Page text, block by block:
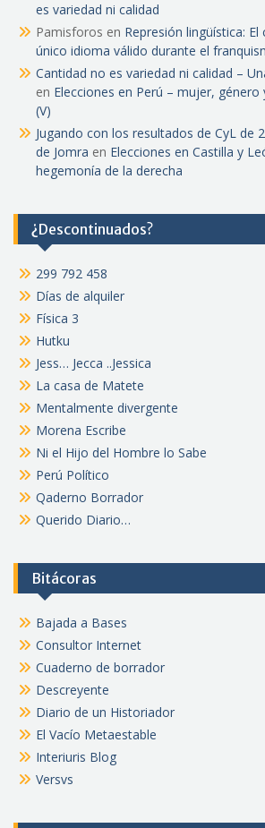
es variedad ni calidad
Pamisforos en Represión lingüística:
único idioma válido durante el
Cantidad no es variedad ni calidad –
en Elecciones en Perú – mujer, género
(V)
Jugando con los resultados de CyL de
de Jomra en Elecciones en Castilla y
hegemonía de la derecha
¿Descontinuados?
299 792 458
Días de alquiler
Física 3
Hutku
Jess… Jecca ..Jessica
La casa de Matete
Mentalmente divergente
Morena Escribe
Ni el Hijo del Hombre lo Sabe
Perú Político
Qaderno Borrador
Querido Diario…
Bitácoras
Bajada a Bases
Consultor Internet
Cuaderno de borrador
Descreyente
Diario de un Historiador
El Vacío Metaestable
Interiuris Blog
Versvs